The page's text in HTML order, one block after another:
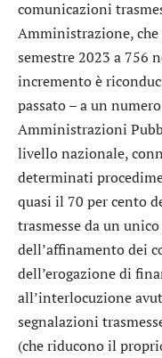
comunicazioni
Amministrazione,
semestre 2023 a 756
incremento è
passato – a un
Amministrazioni
livello nazionale,
determinati
quasi il 70 per cento
trasmesse da un
dell’affinamento dei
dell’erogazione di
all’interlocuzione
segnalazioni
(che riducono il